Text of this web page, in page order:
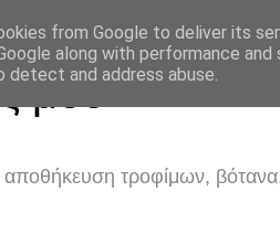
μου
τροφίμων,
from Google to deliver its
along with performance
and address abuse.